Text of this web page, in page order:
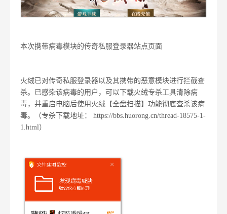
本次携带病毒模块的传奇私服登录器站点页面
火绒已对传奇私服登录器以及其携带的恶意模块进行拦截查
杀。已感染该病毒的用户，可以下载火绒专杀工具清除病
毒，并重启电脑后使用火绒【全盘扫描】功能彻底查杀该病
毒。（专杀下载地址： https://bbs.huorong.cn/thread-18575-1-
1.html）